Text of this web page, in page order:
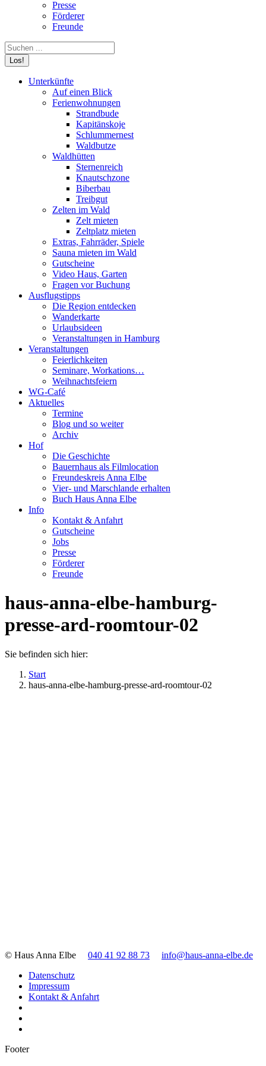
Presse
Förderer
Freunde
Search:
Unterkünfte
Auf einen Blick
Ferienwohnungen
Strandbude
Kapitänskoje
Schlummernest
Waldbutze
Waldhütten
Sternenreich
Knautschzone
Biberbau
Treibgut
Zelten im Wald
Zelt mieten
Zeltplatz mieten
Extras, Fahrräder, Spiele
Sauna mieten im Wald
Gutscheine
Video Haus, Garten
Fragen vor Buchung
Ausflugstipps
Die Region entdecken
Wanderkarte
Urlaubsideen
Veranstaltungen in Hamburg
Veranstaltungen
Feierlichkeiten
Seminare, Workations…
Weihnachtsfeiern
WG-Café
Aktuelles
Termine
Blog und so weiter
Archiv
Hof
Die Geschichte
Bauernhaus als Filmlocation
Freundeskreis Anna Elbe
Vier- und Marschlande erhalten
Buch Haus Anna Elbe
Info
Kontakt & Anfahrt
Gutscheine
Jobs
Presse
Förderer
Freunde
haus-anna-elbe-hamburg-
presse-ard-roomtour-02
Sie befinden sich hier:
Start
haus-anna-elbe-hamburg-presse-ard-roomtour-02
© Haus Anna Elbe 040 41 92 88 73
info@haus-anna-elbe.de
Datenschutz
Impressum
Kontakt & Anfahrt
Footer